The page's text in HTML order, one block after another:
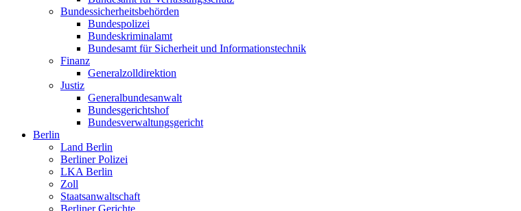
Bundessicherheitsbehörden
Bundespolizei
Bundeskriminalamt
Bundesamt für Sicherheit und Informationstechnik
Finanz
Generalzolldirektion
Justiz
Generalbundesanwalt
Bundesgerichtshof
Bundesverwaltungsgericht
Berlin
Land Berlin
Berliner Polizei
LKA Berlin
Zoll
Staatsanwaltschaft
Berliner Gerichte